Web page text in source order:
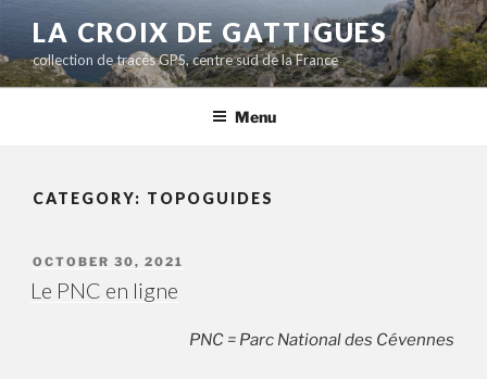
contenu
principal
LA CROIX DE GATTIGUES
collection de tracés GPS, centre sud de la France
Menu
CATEGORY: TOPOGUIDES
PUBLIÉ
LE
OCTOBER 30, 2021
Le PNC en ligne
PNC = Parc National des Cévennes